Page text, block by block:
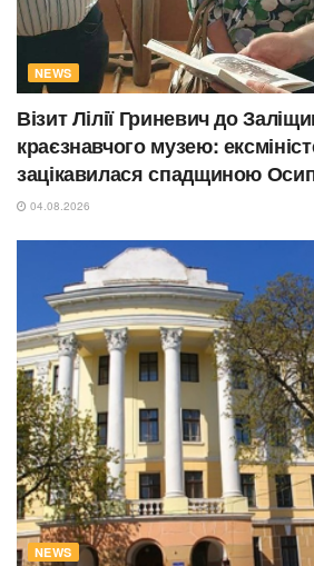
NEWS
Візит Лілії Гриневич до
краєзнавчого музею:
зацікавилася спадщиною
04.08.2026
NEWS